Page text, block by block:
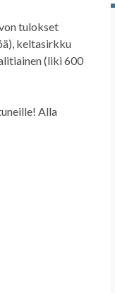
tulokset
keltasirkku
(liki 600
Alla